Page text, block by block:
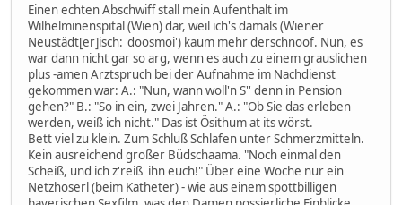
Einen echten Abschwiff stall mein Aufenthalt im
Wilhelminenspital (Wien) dar, weil ich's damals (Wiener
Neustädt[er]isch: 'doosmoi') kaum mehr derschnoof. Nun, es
war dann nicht gar so arg, wenn es auch zu einem grauslichen
plus -amen Arztspruch bei der Aufnahme im Nachdienst
gekommen war: A.: "Nun, wann woll'n S'' denn in Pension
gehen?" B.: "So in ein, zwei Jahren." A.: "Ob Sie das erleben
werden, weiß ich nicht." Das ist Ösithum at its wörst.
Bett viel zu klein. Zum Schluß Schlafen unter Schmerzmitteln.
Kein ausreichend großer Büdschaama. "Noch einmal den
Scheiß, und ich z'reiß' ihn euch!" Über eine Woche nur ein
Netzhoserl (beim Katheter) - wie aus einem spottbilligen